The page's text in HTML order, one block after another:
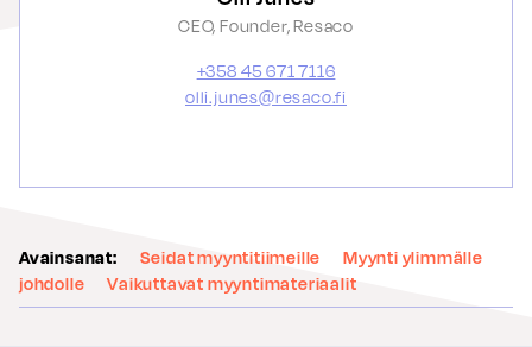
CEO, Founder, Resaco
+358 45 671 7116
olli.junes@resaco.fi
Avainsanat: Seidat myyntitiimeille
Myynti ylimmälle
johdolle
Vaikuttavat myyntimateriaalit